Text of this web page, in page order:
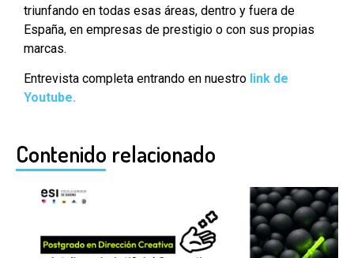
triunfando en todas esas áreas, dentro y fuera de
España, en empresas de prestigio o con sus propias
marcas.
Entrevista completa entrando en nuestro link de
Youtube.
Contenido relacionado